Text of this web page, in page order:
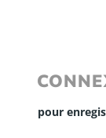
pour